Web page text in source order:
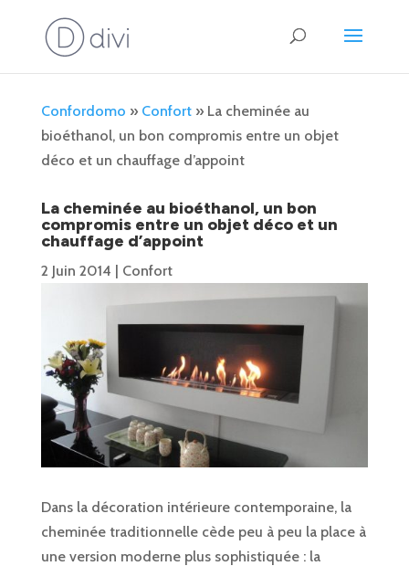
Confordomo » Confort» La cheminée au
bioéthanol, un bon compromis entre un objet
déco et un chauffage d’appoint
La cheminée au bioéthanol, un bon
compromis entre un objet déco et un
chauffage d’appoint
2 Juin 2014 | Confort
Dans la décoration intérieure contemporaine, la
cheminée traditionnelle cède peu à peu la place à
une version moderne plus sophistiquée : la